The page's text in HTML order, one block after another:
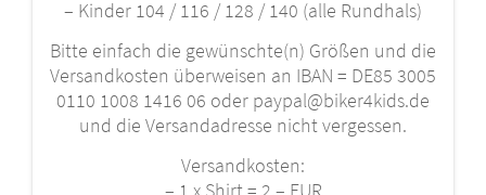
– Kinder 104 / 116 / 128 / 140 (alle Rundhals)
Bitte einfach die gewünschte(n) Größen und die
Versandkosten überweisen an IBAN = DE85 3005
0110 1008 1416 06 oder paypal@biker4kids.de
und die Versandadresse nicht vergessen.
Versandkosten:
– 1 x Shirt = 2,– EUR